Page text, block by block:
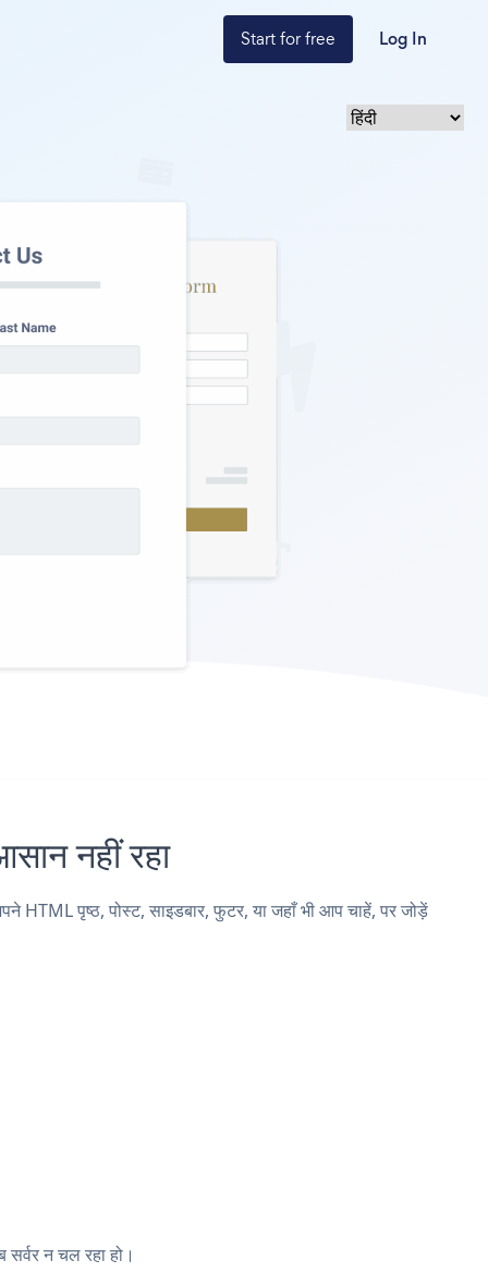
Start for free Log In
नहीं रहा
पृष्ठ, पोस्ट, साइडबार, फुटर, या जहाँ भी आप चाहें, पर जोड़ें
न चल रहा हो।